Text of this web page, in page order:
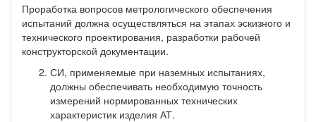
Проработка вопросов метрологического обеспечения
испытаний должна осуществляться на этапах эскизного и
технического проектирования, разработки рабочей
конструкторской документации.
СИ, применяемые при наземных испытаниях,
должны обеспечивать необходимую точность
измерений нормированных технических
характеристик изделия АТ.